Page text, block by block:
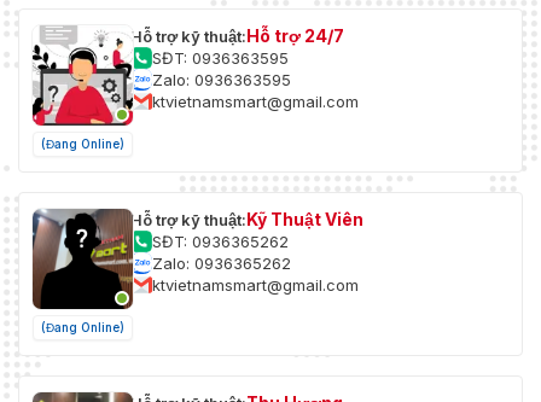
(Đang Online)
Hỗ trợ kỹ thuật:Hỗ trợ 24/7
SĐT: 0936363595
Zalo: 0936363595
ktvietnamsmart@gmail.com
(Đang Online)
Hỗ trợ kỹ thuật:Kỹ Thuật Viên
SĐT: 0936365262
Zalo: 0936365262
ktvietnamsmart@gmail.com